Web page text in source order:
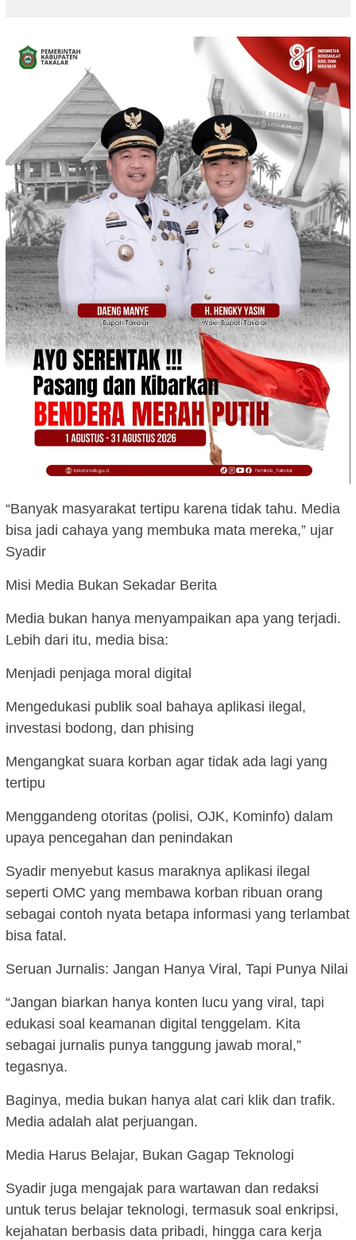
“Banyak masyarakat tertipu karena tidak tahu. Media
bisa jadi cahaya yang membuka mata mereka,” ujar
Syadir
Misi Media Bukan Sekadar Berita
Media bukan hanya menyampaikan apa yang terjadi.
Lebih dari itu, media bisa:
Menjadi penjaga moral digital
Mengedukasi publik soal bahaya aplikasi ilegal,
investasi bodong, dan phising
Mengangkat suara korban agar tidak ada lagi yang
tertipu
Menggandeng otoritas (polisi, OJK, Kominfo) dalam
upaya pencegahan dan penindakan
Syadir menyebut kasus maraknya aplikasi ilegal
seperti OMC yang membawa korban ribuan orang
sebagai contoh nyata betapa informasi yang terlambat
bisa fatal.
Seruan Jurnalis: Jangan Hanya Viral, Tapi Punya Nilai
“Jangan biarkan hanya konten lucu yang viral, tapi
edukasi soal keamanan digital tenggelam. Kita
sebagai jurnalis punya tanggung jawab moral,”
tegasnya.
Baginya, media bukan hanya alat cari klik dan trafik.
Media adalah alat perjuangan.
Media Harus Belajar, Bukan Gagap Teknologi
Syadir juga mengajak para wartawan dan redaksi
untuk terus belajar teknologi, termasuk soal enkripsi,
kejahatan berbasis data pribadi, hingga cara kerja